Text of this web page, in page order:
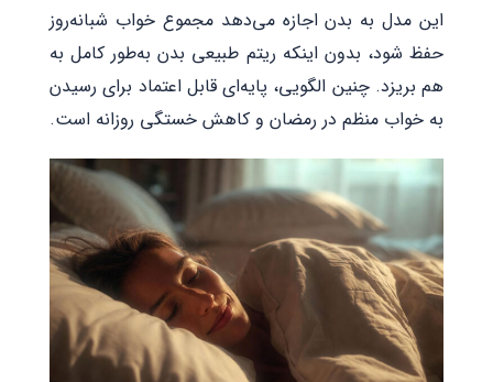
این مدل به بدن اجازه می‌دهد مجموع خواب شبانه‌روز
حفظ شود، بدون اینکه ریتم طبیعی بدن به‌طور کامل به
هم بریزد. چنین الگویی، پایه‌ای قابل اعتماد برای رسیدن
به خواب منظم در رمضان و کاهش خستگی روزانه است.